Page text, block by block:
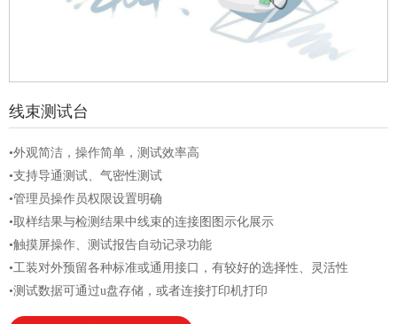
线束测试台
•外观简洁，操作简单，测试效率高
•支持导通测试、气密性测试
•管理员操作员权限设置明确
•取样结果与检测结果中线束的连接图图示化展示
•触摸屏操作、测试报告自动记录功能
•工装对外预留各种标准或通用接口，有较好的选择性、灵活性
•测试数据可通过u盘存储，或者连接打印机打印